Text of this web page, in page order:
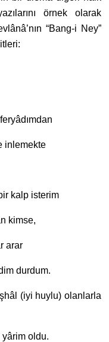
örnek olarak
“Bang-i Ney”
inlemekte
kalp isterim
kimse,
arar
durdum.
(iyi huylu) olanlarla
yârim oldu.